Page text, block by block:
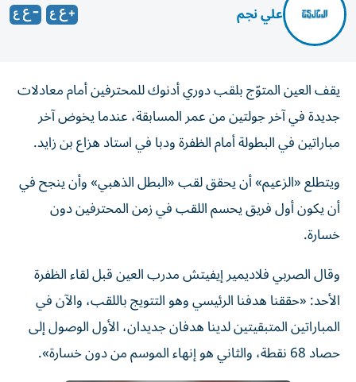
علي نجم
يقف العين المتوّج بلقب دوري أدنوك للمحترفين أمام معادلات
جديدة في آخر جولتين من عمر المسابقة، عندما يخوض آخر
مباراتين في البطولة أمام الظفرة ودبا في استاد هزاع بن زايد.
ويتطلع «الزعيم» أن يحقق لقب «البطل الذهبي» وأن ينجح في
أن يكون أول فريق يحسم اللقب في زمن المحترفين دون
خسارة.
وقال الصربي فلاديمير إيفيتش مدرب العين قبل لقاء الظفرة
الأحد: «حققنا هدفنا الرئيسي وهو التتويج باللقب، والآن في
المباراتين المتبقيتين لدينا هدفان جديدان، الأول الوصول إلى
حصاد 68 نقطة، والثاني هو إنهاء الموسم من دون خسارة».